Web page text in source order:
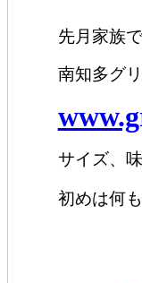
先月家族
南知多グ
サイズ、
初めは何